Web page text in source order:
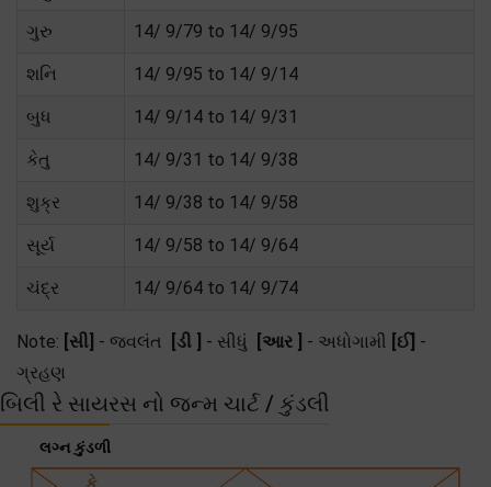
ગુરુ 14/ 9/79 to 14/ 9/95
શનિ 14/ 9/95 to 14/ 9/14
બુધ 14/ 9/14 to 14/ 9/31
કેતુ 14/ 9/31 to 14/ 9/38
શુક્ર 14/ 9/38 to 14/ 9/58
સૂર્ય 14/ 9/58 to 14/ 9/64
ચંદ્ર 14/ 9/64 to 14/ 9/74
Note: [સી] - જ્વલંત [ડી ] - સીધું [આર ] - અધોગામી [ઈ] -
ગ્રહણ
બિલી રે સાયરસ નો જન્મ ચાર્ટ / કુંડલી